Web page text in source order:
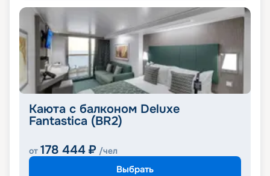
Каюта с балконом Deluxe
Fantastica (BR2)
от 178 444 ₽ /чел
Выбрать